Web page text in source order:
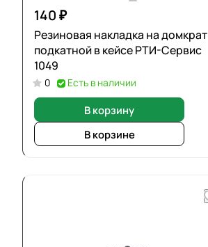
140 ₽
Резиновая накладка на домкрат
подкатной в кейсе РТИ-Сервис
1049
0 Есть в наличии
В корзину
В корзине